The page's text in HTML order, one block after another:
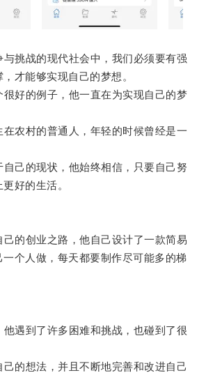
战的现代社会中，我们必须要有强
才能够实现自己的梦想。
好的例子，他一直在为实现自己的梦
村的普通人，年轻的时候曾经是一
的现状，他始终相信，只要自己努
好的生活。
创业之路，他自己设计了一款简易
个人做，每天都要制作尽可能多的梯
到了许多困难和挑战，也碰到了很
想法，并且不断地完善和改进自己